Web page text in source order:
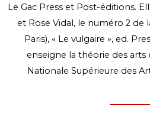
Le Gac Press et Post-éditions.
et Rose Vidal, le numéro 2 de
Paris), « Le vulgaire », ed.
enseigne la théorie des arts
Nationale Supérieure des